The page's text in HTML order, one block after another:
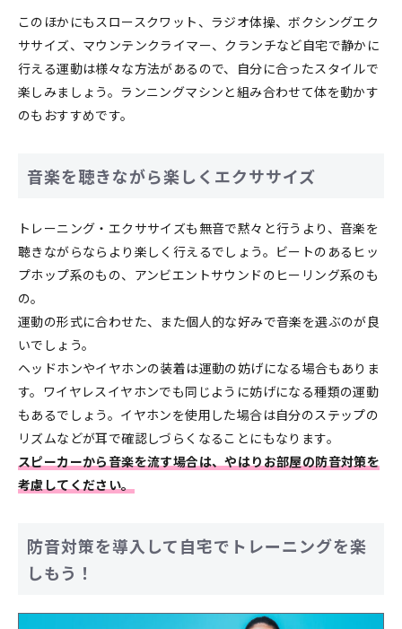
このほかにもスロースクワット、ラジオ体操、ボクシングエク
ササイズ、マウンテンクライマー、クランチなど自宅で静かに
行える運動は様々な方法があるので、自分に合ったスタイルで
楽しみましょう。ランニングマシンと組み合わせて体を動かす
のもおすすめです。
音楽を聴きながら楽しくエクササイズ
トレーニング・エクササイズも無音で黙々と行うより、音楽を
聴きながらならより楽しく行えるでしょう。ビートのあるヒッ
プホップ系のもの、アンビエントサウンドのヒーリング系のも
の。
運動の形式に合わせた、また個人的な好みで音楽を選ぶのが良
いでしょう。
ヘッドホンやイヤホンの装着は運動の妨げになる場合もありま
す。ワイヤレスイヤホンでも同じように妨げになる種類の運動
もあるでしょう。イヤホンを使用した場合は自分のステップの
リズムなどが耳で確認しづらくなることにもなります。
スピーカーから音楽を流す場合は、やはりお部屋の防音対策を
考慮してください。
防音対策を導入して自宅でトレーニングを楽
しもう！